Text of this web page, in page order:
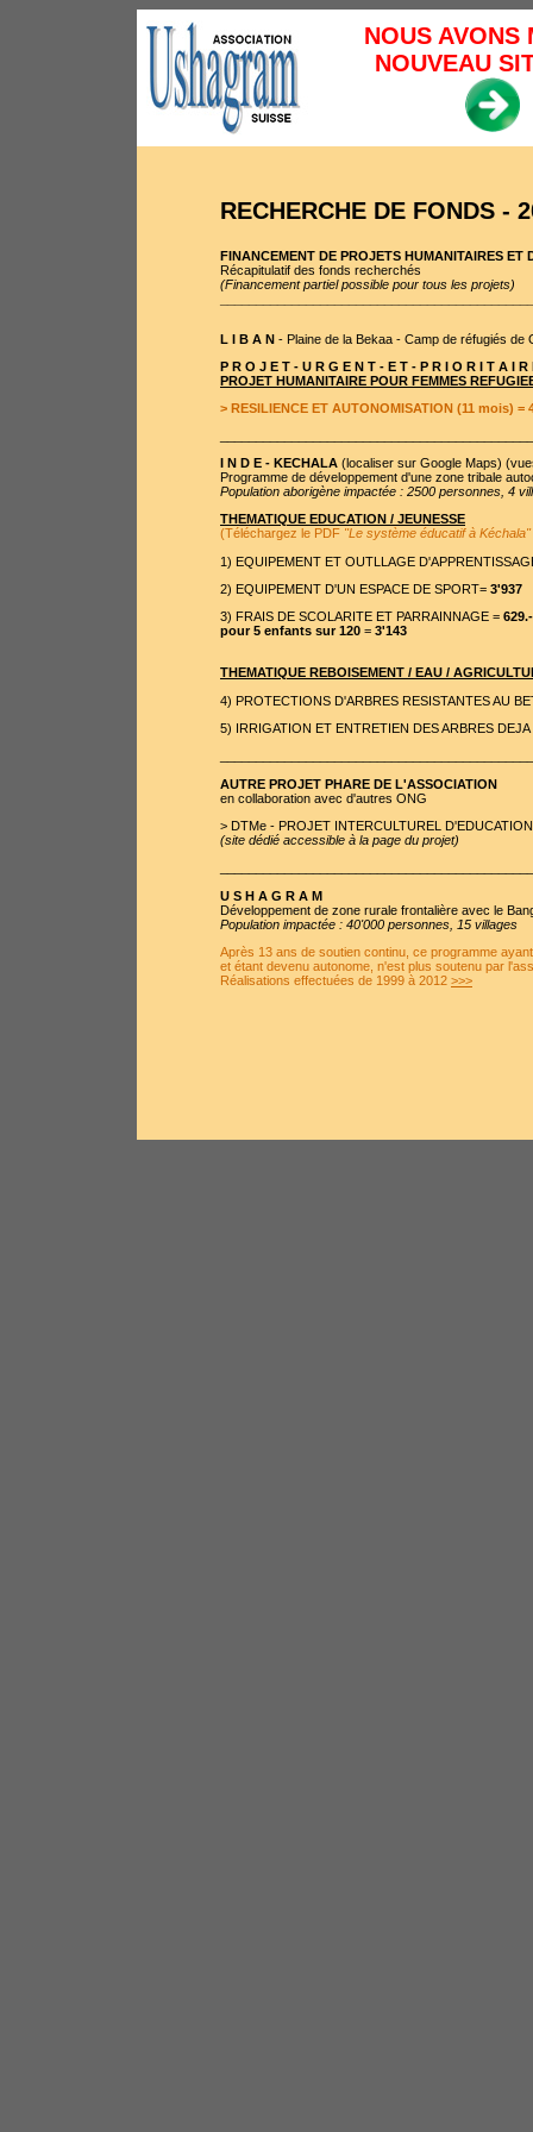
NOUS AVONS
NOUVEAU
RECHERCHE DE FONDS -
FINANCEMENT DE PROJETS HUMANITAIRES ET
Récapitulatif des fonds recherchés
(Financement partiel possible pour tous les projets)
L I B A N - Plaine de la Bekaa - Camp de réfugiés de
P R O J E T - U R G E N T - E T - P R I O R I T A I R
PROJET HUMANITAIRE POUR FEMMES
> RESILIENCE ET AUTONOMISATION (11 mois) =
I N D E - KECHALA (localiser sur Google Maps) (
Programme de développement d'une zone tribale
Population aborigène impactée : 2500 personnes, 4
THEMATIQUE EDUCATION / JEUNESSE
(Téléchargez le PDF "Le système éducatif à Kéchala"
1) EQUIPEMENT ET OUTLLAGE
2) EQUIPEMENT D'UN ESPACE DE SPORT= 3'937
3) FRAIS DE SCOLARITE ET PARRAINNAGE = 629.-
pour 5 enfants sur 120 = 3'143
THEMATIQUE REBOISEMENT / EAU /
4) PROTECTIONS D'ARBRES RESISTANTES AU
5) IRRIGATION ET ENTRETIEN DES ARBRES
AUTRE PROJET PHARE DE L'ASSOCIATION
en collaboration avec d'autres ONG
> DTMe - PROJET INTERCULTUREL D'EDUCATION
(site dédié accessible à la page du projet)
U S H A G R A M
Développement de zone rurale frontalière avec le
Population impactée : 40'000 personnes, 15 villages
Après 13 ans de soutien continu, ce programme
et étant devenu autonome, n'est plus soutenu par
Réalisations effectuées de 1999 à 2012 >>>